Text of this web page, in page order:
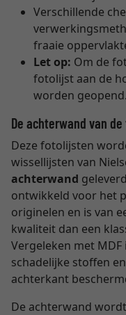
Verschillende
fraaie
Let op: Om de
fotolijst aan de
worden geopend.
De achterwand van
Deze fotolijsten
wissellijsten van
achterwand
ontwikkeld voor het
originelen en is van
kwaliteit dan een
Vergeleken met
schadelijke stoffen
achterkant
De achterwand